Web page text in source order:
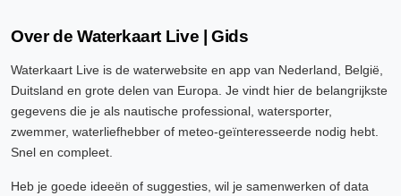
Over de Waterkaart Live | Gids
Waterkaart Live is de waterwebsite en app van Nederland, België,
Duitsland en grote delen van Europa. Je vindt hier de belangrijkste
gegevens die je als nautische professional, watersporter,
zwemmer, waterliefhebber of meteo-geïnteresseerde nodig hebt.
Snel en compleet.
Heb je goede ideeën of suggesties, wil je samenwerken of data